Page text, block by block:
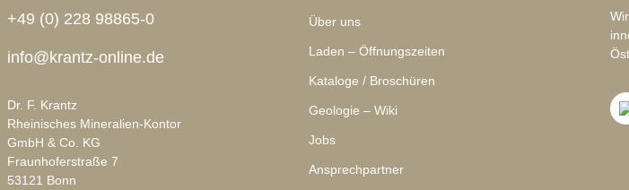
+49 (0) 228 98865-0
info@krantz-online.de
Dr. F. Krantz
Rheinisches Mineralien-Kontor
GmbH & Co. KG
Fraunhoferstraße 7
53121 Bonn
Über uns
Laden – Öffnungszeiten
Kataloge / Broschüren
Geologie – Wiki
Jobs
Ansprechpartner